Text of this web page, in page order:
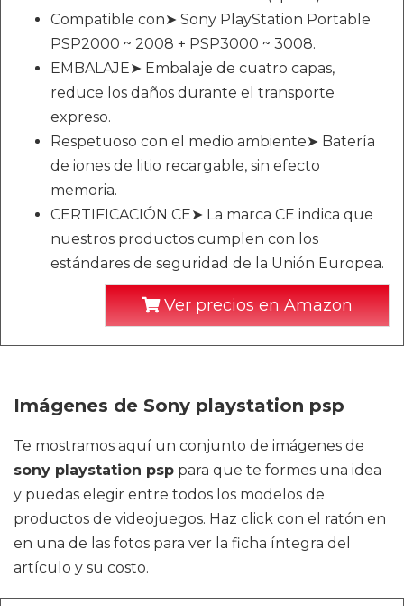
Compatible con➤ Sony PlayStation Portable
PSP2000 ~ 2008 + PSP3000 ~ 3008.
EMBALAJE➤ Embalaje de cuatro capas,
reduce los daños durante el transporte
expreso.
Respetuoso con el medio ambiente➤ Batería
de iones de litio recargable, sin efecto
memoria.
CERTIFICACIÓN CE➤ La marca CE indica que
nuestros productos cumplen con los
estándares de seguridad de la Unión Europea.
Ver precios en Amazon
Imágenes de Sony playstation psp
Te mostramos aquí un conjunto de imágenes de
sony playstation psp para que te formes una idea
y puedas elegir entre todos los modelos de
productos de videojuegos. Haz click con el ratón en
en una de las fotos para ver la ficha íntegra del
artículo y su costo.